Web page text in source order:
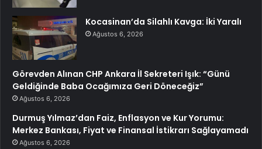
Kocasinan’da Silahlı Kavga: İki Yaralı
Ağustos 6, 2026
Görevden Alınan CHP Ankara İl Sekreteri Işık: “Günü
Geldiğinde Baba Ocağımıza Geri Döneceğiz”
Ağustos 6, 2026
Durmuş Yılmaz’dan Faiz, Enflasyon ve Kur Yorumu:
Merkez Bankası, Fiyat ve Finansal İstikrarı Sağlayamadı
Ağustos 6, 2026